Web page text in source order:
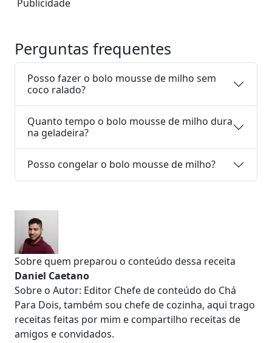
Publicidade
Perguntas frequentes
Posso fazer o bolo mousse de milho sem
coco ralado?
Quanto tempo o bolo mousse de milho dura
na geladeira?
Posso congelar o bolo mousse de milho?
Sobre quem preparou o conteúdo dessa receita
Daniel Caetano
Sobre o Autor: Editor Chefe de conteúdo do Chá
Para Dois, também sou chefe de cozinha, aqui trago
receitas feitas por mim e compartilho receitas de
amigos e convidados.